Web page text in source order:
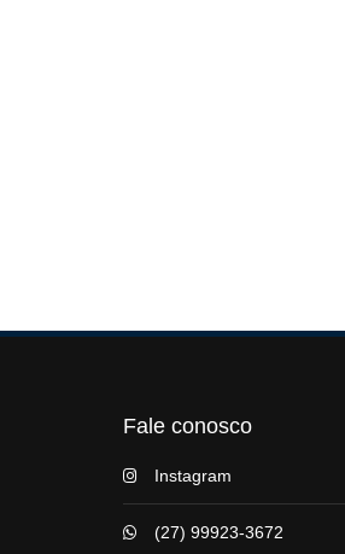
Fale conosco
Instagram
(27) 99923-3672